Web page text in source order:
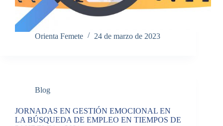
Orienta Femete 24 de marzo de 2023
Blog
JORNADAS EN GESTIÓN EMOCIONAL EN
LA BÚSQUEDA DE EMPLEO EN TIEMPOS DE